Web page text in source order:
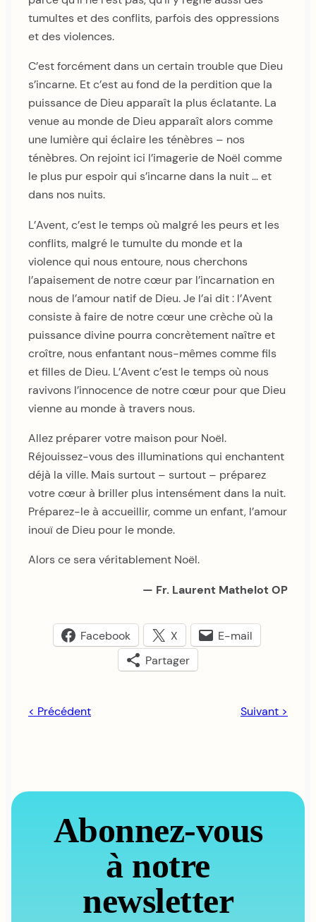
tumultes et des conflits, parfois des oppressions
et des violences.
C’est forcément dans un certain trouble que Dieu
s’incarne. Et c’est au fond de la perdition que la
puissance de Dieu apparaît la plus éclatante. La
venue au monde de Dieu apparaît alors comme
une lumière qui éclaire les ténèbres – nos
ténèbres. On rejoint ici l’imagerie de Noël comme
le plus pur espoir qui s’incarne dans la nuit … et
dans nos nuits.
L’Avent, c’est le temps où malgré les peurs et les
conflits, malgré le tumulte du monde et la
violence qui nous entoure, nous cherchons
l’apaisement de notre cœur par l’incarnation en
nous de l’amour natif de Dieu. Je l’ai dit : l’Avent
consiste à faire de notre cœur une crèche où la
puissance divine pourra concrètement naître et
croître, nous enfantant nous-mêmes comme fils
et filles de Dieu. L’Avent c’est le temps où nous
ravivons l’innocence de notre cœur pour que Dieu
vienne au monde à travers nous.
Allez préparer votre maison pour Noël.
Réjouissez-vous des illuminations qui enchantent
déjà la ville. Mais surtout – surtout – préparez
votre cœur à briller plus intensément dans la nuit.
Préparez-le à accueillir, comme un enfant, l’amour
inouï de Dieu pour le monde.
Alors ce sera véritablement Noël.
— Fr. Laurent Mathelot OP
Facebook X
E-mail
Partager
< Précédent Suivant >
Abonnez-vous
à notre
newsletter